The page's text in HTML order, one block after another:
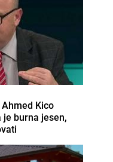
Kico
je burna jesen,